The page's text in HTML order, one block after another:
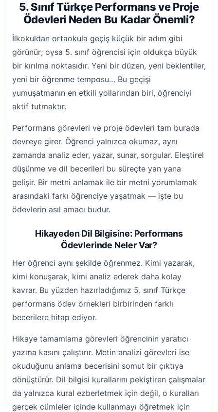
5. Sınıf Türkçe Performans ve Proje
Ödevleri Neden Bu Kadar Önemli?
İlkokuldan ortaokula geçiş küçük bir adım gibi
görünür; oysa 5. sınıf öğrencisi için oldukça büyük
bir kırılma noktasıdır. Yeni bir düzen, yeni beklentiler,
yeni bir öğrenme temposu… Bu geçişi
yumuşatmanın en etkili yollarından biri, öğrenciyi
aktif tutmaktır.
Performans görevleri ve proje ödevleri tam burada
devreye girer. Öğrenci yalnızca okumaz, aynı
zamanda analiz eder, yazar, sunar, sorgular. Eleştirel
düşünme ve dil becerileri bu süreçte yan yana
gelişir. Bir metni anlamak ile bir metni yorumlamak
arasındaki farkı öğrenciye yaşatmak — işte bu
ödevlerin asıl amacı budur.
Hikayeden Dil Bilgisine: Performans
Ödevlerinde Neler Var?
Her öğrenci aynı şekilde öğrenmez. Kimi yazarak,
kimi konuşarak, kimi analiz ederek daha kolay
kavrar. Bu yüzden hazırladığımız 5. sınıf Türkçe
performans ödev örnekleri birbirinden farklı
becerilere hitap ediyor.
Hikaye tamamlama görevleri öğrencinin yaratıcı
yazma kasını çalıştırır. Metin analizi görevleri ise
okuduğunu anlama becerisini somut bir çıktıya
dönüştürür. Dil bilgisi kurallarını pekiştiren çalışmalar
da yalnızca kural ezberletmek için değil, o kuralları
gerçek cümleler içinde kullanmayı öğretmek için